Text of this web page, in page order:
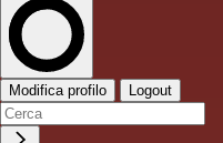
Modifica profilo Logout